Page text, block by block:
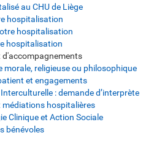
au CHU de Liège
hospitalisation
hospitalisation
hospitalisation
d'accompagnements
morale, religieuse ou philosophique
et engagements
: demande d’interprète
médiations hospitalières
Clinique et Action Sociale
bénévoles